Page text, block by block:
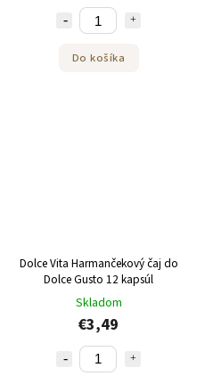
Do košíka
Dolce Vita Harmančekový čaj do
Dolce Gusto 12 kapsúl
Skladom
€3,49